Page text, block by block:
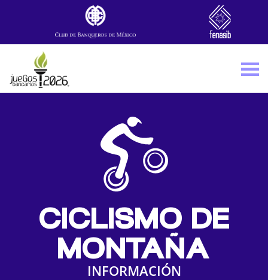
Skip to main content
CICLISMO DE
MONTAÑA
INFORMACIÓN